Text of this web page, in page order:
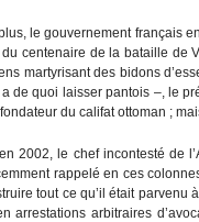
le gouvernement français
centenaire de la bataille de
martyrisant des bidons
de quoi laisser pantois –, le
du califat ottoman ;
2002, le chef incontesté de
rappelé en ces
tout ce qu’il était
arrestations arbitraires